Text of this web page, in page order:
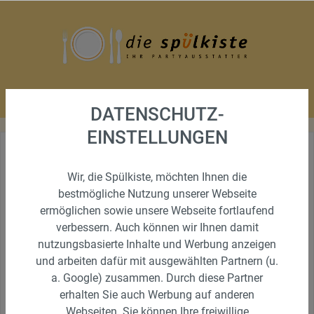
DATENSCHUTZ-
EINSTELLUNGEN
Wir, die Spülkiste, möchten Ihnen die
bestmögliche Nutzung unserer Webseite
ermöglichen sowie unsere Webseite fortlaufend
verbessern. Auch können wir Ihnen damit
nutzungsbasierte Inhalte und Werbung anzeigen
und arbeiten dafür mit ausgewählten Partnern (u.
a. Google) zusammen. Durch diese Partner
erhalten Sie auch Werbung auf anderen
Webseiten. Sie können Ihre freiwillige